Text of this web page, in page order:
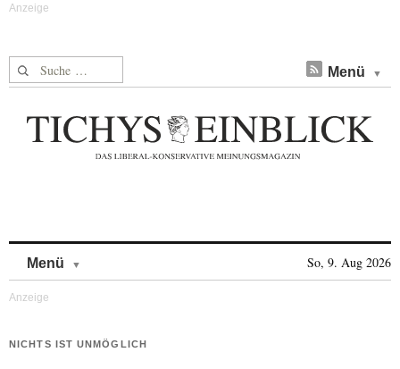
Suche nach: Menü
Menü So, 9. Aug 2026
NICHTS IST UNMÖGLICH